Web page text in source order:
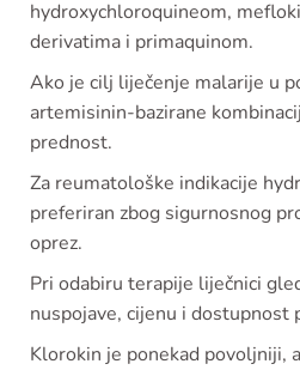
hydroxychloroquineom,
derivatima i primaquinom.
Ako je cilj liječenje malarije u
artemisinin-bazirane
prednost.
Za reumatološke indikacije
preferiran zbog sigurnosnog
oprez.
Pri odabiru terapije liječnici
nuspojave, cijenu i dostupnost
Klorokin je ponekad povoljniji,